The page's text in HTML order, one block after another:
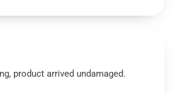
product arrived undamaged.